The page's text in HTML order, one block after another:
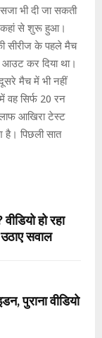
भी दी जा सकती
कहां से शुरू हुआ।
सीरीज के पहले मैच
आउट कर दिया था।
मैच में भी नहीं
वह सिर्फ 20 रन
आखिरा टेस्ट
पिछली सात
हो रहा
सवाल
पुराना वीडियो